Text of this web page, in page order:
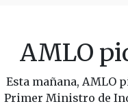
AMLO
Esta mañana, AMLO
Primer Ministro de